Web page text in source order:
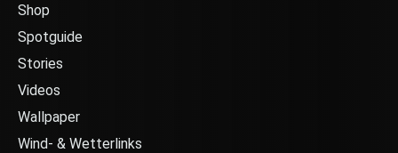
Shop
Spotguide
Stories
Videos
Wallpaper
Wind- & Wetterlinks